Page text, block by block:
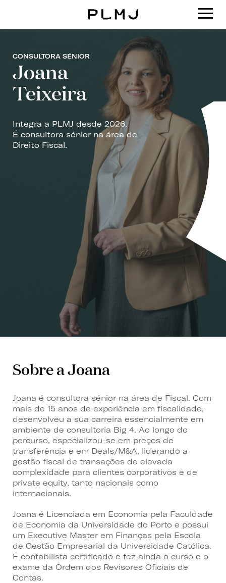
CONSULTORA SÉNIOR
Joana
Teixeira
Integra a PLMJ desde 2026.
É consultora sénior na área de
Direito Fiscal.
Sobre a Joana
Joana é consultora sénior na área de Fiscal. Com
mais de 15 anos de experiência em fiscalidade,
desenvolveu a sua carreira essencialmente em
ambiente de consultoria Big 4. Ao longo do
percurso, especializou-se em preços de
transferência e em Deals/M&A, liderando a
gestão fiscal de transações de elevada
complexidade para clientes corporativos e de
private equity, tanto nacionais como
internacionais.
Joana é Licenciada em Economia pela Faculdade
de Economia da Universidade do Porto e possui
um Executive Master em Finanças pela Escola
de Gestão Empresarial da Universidade Católica.
É contabilista certificado e fez ainda o curso e o
exame da Ordem dos Revisores Oficiais de
Contas.